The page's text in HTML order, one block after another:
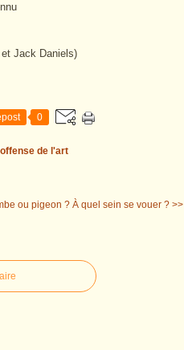
Jack Daniels)
0
de l'art
ou pigeon ? À quel sein se vouer ? >>